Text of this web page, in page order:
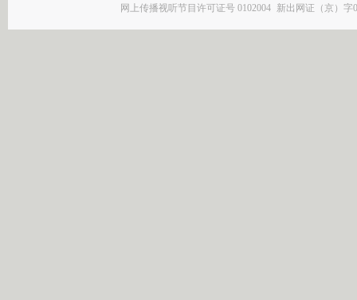
网上传播视听节目许可证号 0102004 新出网证（京）